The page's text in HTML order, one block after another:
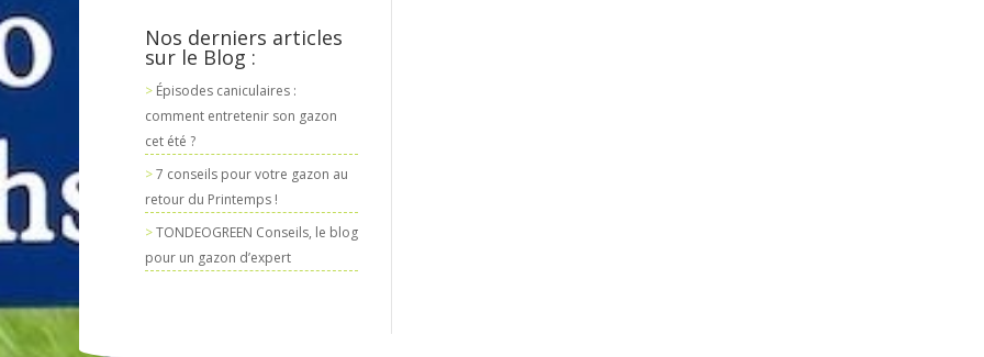
Nos derniers articles
sur le Blog :
Épisodes caniculaires :
comment entretenir son gazon
cet été ?
7 conseils pour votre gazon au
retour du Printemps !
TONDEOGREEN Conseils, le blog
pour un gazon d’expert